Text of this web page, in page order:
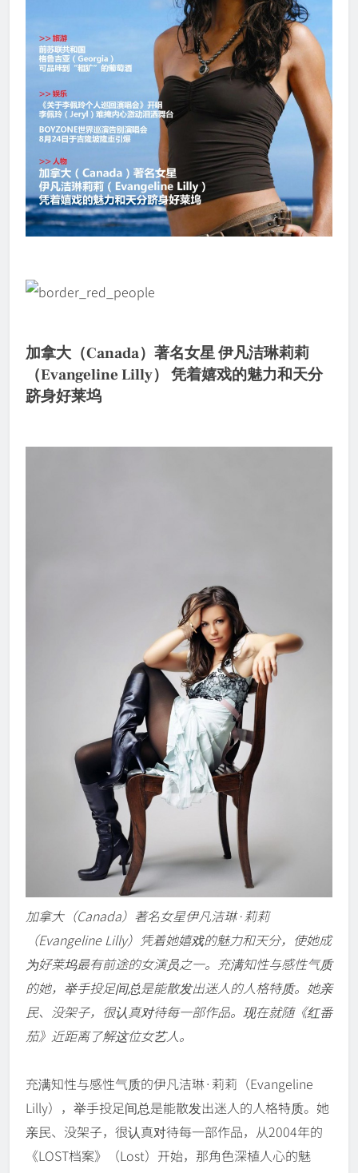
加拿大（Canada）著名女星 伊凡洁琳莉莉
（Evangeline Lilly） 凭着嬉戏的魅力和天分
跻身好莱坞
加拿大（Canada）著名女星伊凡洁琳·莉莉
（Evangeline Lilly）凭着她嬉戏的魅力和天分，使她成
为好莱坞最有前途的女演员之一。充满知性与感性气质
的她，举手投足间总是能散发出迷人的人格特质。她亲
民、没架子，很认真对待每一部作品。现在就随《红番
茄》近距离了解这位女艺人。
充满知性与感性气质的伊凡洁琳·莉莉（Evangeline
Lilly），举手投足间总是能散发出迷人的人格特质。她
亲民、没架子，很认真对待每一部作品，从2004年的
《LOST档案》（Lost）开始，那角色深植人心的魅